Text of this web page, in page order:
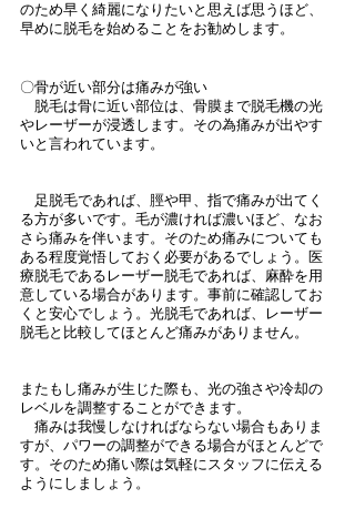
のため早く綺麗になりたいと思えば思うほど、
早めに脱毛を始めることをお勧めします。
〇骨が近い部分は痛みが強い
脱毛は骨に近い部位は、骨膜まで脱毛機の光
やレーザーが浸透します。その為痛みが出やす
いと言われています。
足脱毛であれば、脛や甲、指で痛みが出てく
る方が多いです。毛が濃ければ濃いほど、なお
さら痛みを伴います。そのため痛みについても
ある程度覚悟しておく必要があるでしょう。医
療脱毛であるレーザー脱毛であれば、麻酔を用
意している場合があります。事前に確認してお
くと安心でしょう。光脱毛であれば、レーザー
脱毛と比較してほとんど痛みがありません。
またもし痛みが生じた際も、光の強さや冷却の
レベルを調整することができます。
痛みは我慢しなければならない場合もありま
すが、パワーの調整ができる場合がほとんどで
す。そのため痛い際は気軽にスタッフに伝える
ようにしましょう。